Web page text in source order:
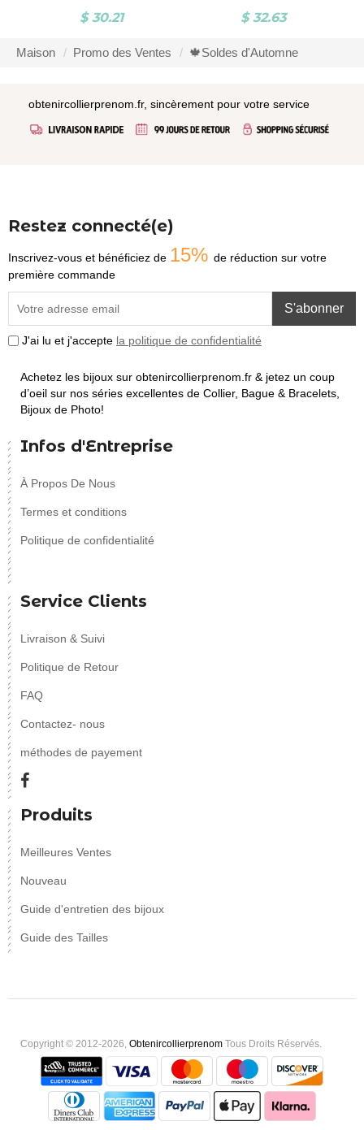
$ 30.21 $ 32.63
Maison Promo des Ventes 🍁Soldes d'Automne
obtenircollierprenom.fr, sincèrement pour votre service
Restez connecté(e)
Inscrivez-vous et bénéficiez de 15% de réduction sur votre
première commande
S'abonner
J'ai lu et j'accepte la politique de confidentialité
Achetez les bijoux sur obtenircollierprenom.fr & jetez un coup
d’oeil sur nos séries excellentes de Collier, Bague & Bracelets,
Bijoux de Photo!
Infos d'Entreprise
À Propos De Nous
Termes et conditions
Politique de confidentialité
Service Clients
Livraison & Suivi
Politique de Retour
FAQ
Contactez- nous
méthodes de payement
Produits
Meilleures Ventes
Nouveau
Guide d'entretien des bijoux
Guide des Tailles
Copyright © 2012-2026, Obtenircollierprenom Tous Droits Réservés.